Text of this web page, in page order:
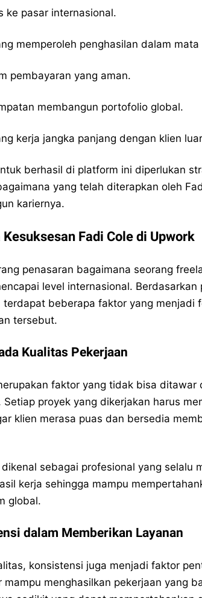
ke pasar internasional.
memperoleh penghasilan dalam mata
pembayaran yang aman.
membangun portofolio global.
kerja jangka panjang dengan klien
berhasil di platform ini diperlukan
yang telah diterapkan oleh
kariernya.
Kesuksesan Fadi Cole di Upwork
penasaran bagaimana seorang
level internasional. Berdasarkan
terdapat beberapa faktor yang menjadi
tersebut.
Kualitas Pekerjaan
faktor yang tidak bisa ditawar
Setiap proyek yang dikerjakan harus
klien merasa puas dan bersedia
dikenal sebagai profesional yang selalu
kerja sehingga mampu
global.
dalam Memberikan Layanan
konsistensi juga menjadi faktor
mampu menghasilkan pekerjaan yang